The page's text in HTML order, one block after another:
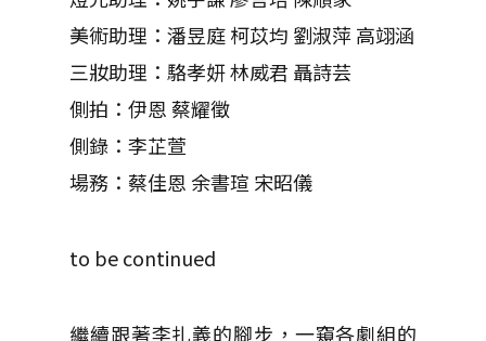
美術助理：潘昱庭 柯苡均 劉淑萍 高翊涵
三妝助理：駱孝妍 林威君 聶詩芸
側拍：伊恩 蔡耀徵
側錄：李芷萱
場務：蔡佳恩 余書瑄 宋昭儀
to be continued
繼續跟著李扎義的腳步，一窺各劇組的